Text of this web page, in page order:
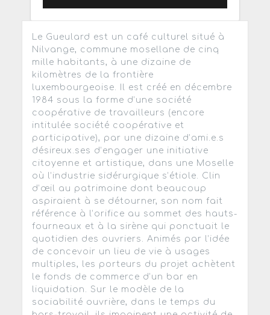
Le Gueulard est un café culturel situé à
Nilvange, commune mosellane de cinq
mille habitants, à une dizaine de
kilomètres de la frontière
luxembourgeoise. Il est créé en décembre
1984 sous la forme d’une société
coopérative de travailleurs (encore
intitulée société coopérative et
participative), par une dizaine d’ami.e.s
désireux.ses d’engager une initiative
citoyenne et artistique, dans une Moselle
où l’industrie sidérurgique s’étiole. Clin
d’œil au patrimoine dont beaucoup
aspiraient à se détourner, son nom fait
référence à l’orifice au sommet des hauts-
fourneaux et à la sirène qui ponctuait le
quotidien des ouvriers. Animés par l’idée
de concevoir un lieu de vie à usages
multiples, les porteurs du projet achètent
le fonds de commerce d’un bar en
liquidation. Sur le modèle de la
sociabilité ouvrière, dans le temps du